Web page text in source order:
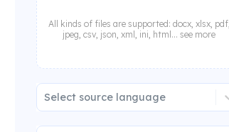
All kinds of files are supported: docx, xlsx, pdf,
jpeg, csv, json, xml, ini, html... see more
Select source language